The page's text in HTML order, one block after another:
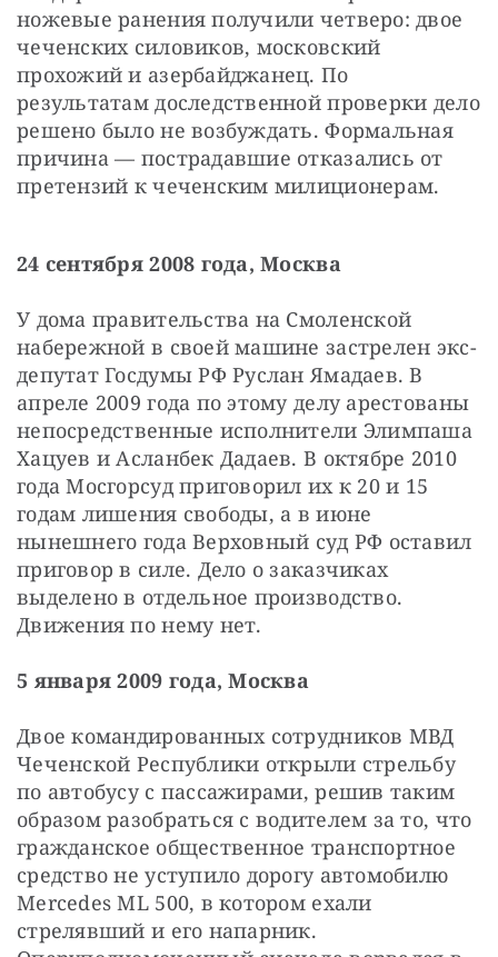
ножевые ранения получили четверо: двое
чеченских силовиков, московский
прохожий и азербайджанец. По
результатам доследственной проверки дело
решено было не возбуждать. Формальная
причина — пострадавшие отказались от
претензий к чеченским милиционерам.
24 сентября 2008 года, Москва
У дома правительства на Смоленской
набережной в своей машине застрелен экс-
депутат Госдумы РФ Руслан Ямадаев. В
апреле 2009 года по этому делу арестованы
непосредственные исполнители Элимпаша
Хацуев и Асланбек Дадаев. В октябре 2010
года Мосгорсуд приговорил их к 20 и 15
годам лишения свободы, а в июне
нынешнего года Верховный суд РФ оставил
приговор в силе. Дело о заказчиках
выделено в отдельное производство.
Движения по нему нет.
5 января 2009 года, Москва
Двое командированных сотрудников МВД
Чеченской Республики открыли стрельбу
по автобусу с пассажирами, решив таким
образом разобраться с водителем за то, что
гражданское общественное транспортное
средство не уступило дорогу автомобилю
Mercedes МL 500, в котором ехали
стрелявший и его напарник.